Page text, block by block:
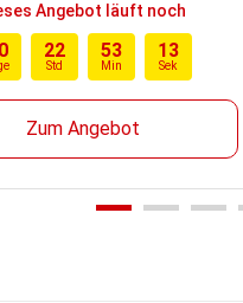
Angebot läuft noch
22
Std
53
Min
12
Sek
Zum Angebot